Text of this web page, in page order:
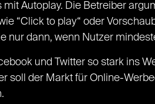
mit Autoplay. Die Betreiber
“Click to play“ oder
nur dann, wenn Nutzer
und Twitter so stark ins
soll der Markt für Online-